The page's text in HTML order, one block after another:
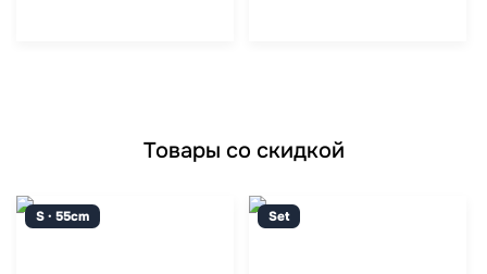
Товары со скидкой
S · 55cm Set